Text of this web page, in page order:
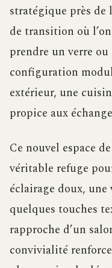
stratégique près
de transition où
prendre un verre
configuration
extérieur, une
propice aux
Ce nouvel espace
véritable refuge
éclairage doux,
quelques touches
rapproche d’un
convivialité